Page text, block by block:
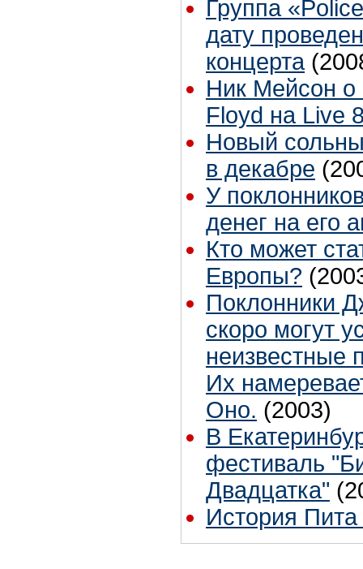
Группа
дату
концерта
Ник Мейсон о
Floyd на Live
Новый
в декабре
У
денег на его
Кто может
Европы?
Поклонники
скоро могут
неизвестные
Их
Оно. (2003)
В
фестиваль
Двадцатка"
История Пита